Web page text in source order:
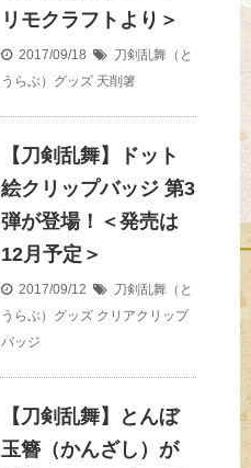
リモクラフトより＞
2017/09/18
刀剣乱舞（と
うらぶ）グッズ 天削箸
【刀剣乱舞】ドット
絵クリップバッジ 第3
弾が登場！＜発売は
12月予定＞
2017/09/12
刀剣乱舞（と
うらぶ）グッズ クリアクリップ
バッジ
【刀剣乱舞】とんぼ
玉簪（かんざし）が